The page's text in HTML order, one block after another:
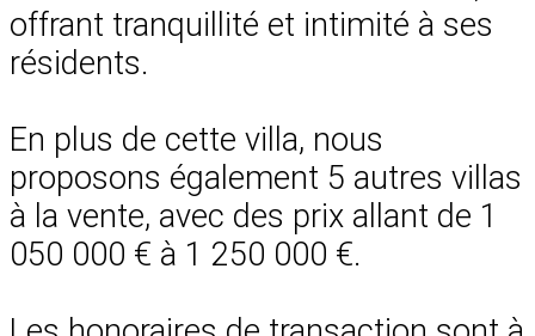
offrant tranquillité et intimité à ses
résidents.
En plus de cette villa, nous
proposons également 5 autres villas
à la vente, avec des prix allant de 1
050 000 € à 1 250 000 €.